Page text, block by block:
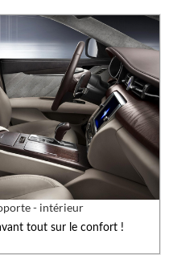
- intérieur
tout sur le confort !